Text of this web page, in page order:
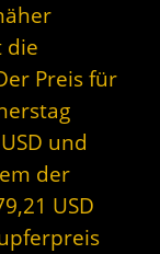
die
Preis für
und
der
USD